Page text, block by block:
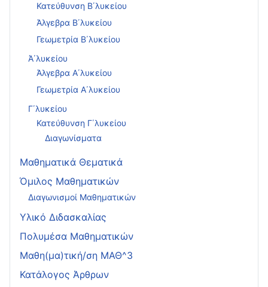
Κατεύθυνση Β΄λυκείου
Άλγεβρα Β΄λυκείου
Γεωμετρία Β΄λυκείου
Ά΄λυκείου
Άλγεβρα Α΄λυκείου
Γεωμετρία Α΄λυκείου
Γ΄λυκείου
Κατεύθυνση Γ΄λυκείου
Διαγωνίσματα
Μαθηματικά Θεματικά
Όμιλος Μαθηματικών
Διαγωνισμοί Μαθηματικών
Υλικό Διδασκαλίας
Πολυμέσα Μαθηματικών
Μαθη(μα)τική/ση ΜΑΘ^3
Κατάλογος Άρθρων